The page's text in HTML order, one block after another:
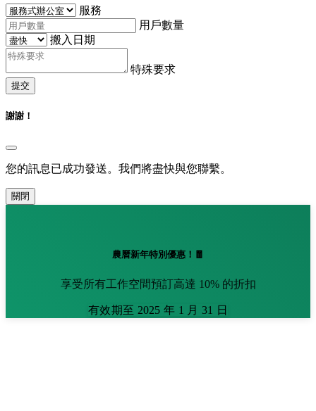
服務
用戶數量
搬入日期
特殊要求
提交
謝謝！
您的訊息已成功發送。我們將盡快與您聯繫。
關閉
農曆新年特別優惠！🧧
享受所有工作空間預訂高達 10% 的折扣
有效期至 2025 年 1 月 31 日